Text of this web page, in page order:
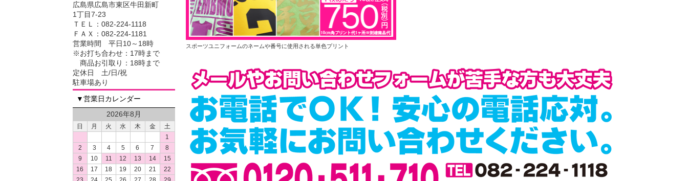
スポーツユニフォームのネームや番号に使用される単色プリント
広島県広島市東区牛田新町
1丁目7-23
ＴＥＬ：082-224-1118
ＦＡＸ：082-224-1181
営業時間 平日10～18時
※お打ち合わせ：17時まで
商品お引取り：18時まで
定休日 土/日/祝
駐車場あり
▼営業日カレンダー
2026年8月
日 月 火 水 木 金
土
1
2
3 4 5 6 7
8
9
10 11 12 13 14
15
16
17 18 19 20 21
22